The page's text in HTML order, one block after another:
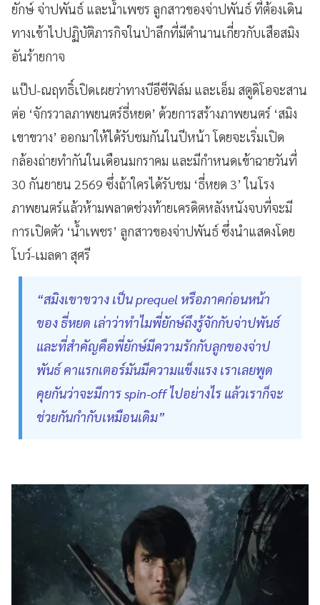
ยักษ์ จ่าปพันธ์ และน้ำเพชร ลูกสาวของจ่าปพันธ์ ที่ต้องเดิน
ทางเข้าไปปฏิบัติภารกิจในป่าลึกที่มีตำนานเกี่ยวกับเสือสมิง
อันร้ายกาจ
แป๊ป-ณฤทธิ์เปิดเผยว่าทางบีอีซีฟิล์ม และเอ็ม สตูดิโอจะสาน
ต่อ ‘จักรวาลภาพยนตร์ธี่หยด’ ด้วยการสร้างภาพยนตร์ ‘สมิง
เขาขวาง’ ออกมาให้ได้รับชมกันในปีหน้า โดยจะเริ่มเปิด
กล้องถ่ายทำกันในเดือนมกราคม และมีกำหนดเข้าฉายวันที่
30 กันยายน 2569 ซึ่งถ้าใครได้รับชม ‘ธี่หยด 3’ ในโรง
ภาพยนตร์แล้วห้ามพลาดช่วงท้ายเครดิตหลังหนังจบที่จะมี
การเปิดตัว ‘น้ำเพชร’ ลูกสาวของจ่าปพันธ์ ซึ่งนำแสดงโดย
โบว์-เมลดา สุศรี
“สมิงเขาขวาง เป็น prequel หรือภาคก่อนหน้า
ของ ธี่หยด เล่าว่าทำไมพี่ยักษ์ถึงรู้จักกับจ่าปพันธ์
และที่สำคัญคือพี่ยักษ์มีความรักกับลูกของจ่าป
พันธ์ คาแรกเตอร์มันมีความแข็งแรง เราเลยพูด
คุยกันว่าจะมีการ spin-off ไปอย่างไร แล้วเราก็จะ
ช่วยกันกำกับเหมือนเดิม”